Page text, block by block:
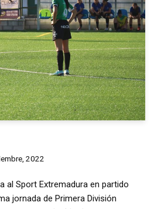
2022
al Sport Extremadura en partido
jornada de Primera División